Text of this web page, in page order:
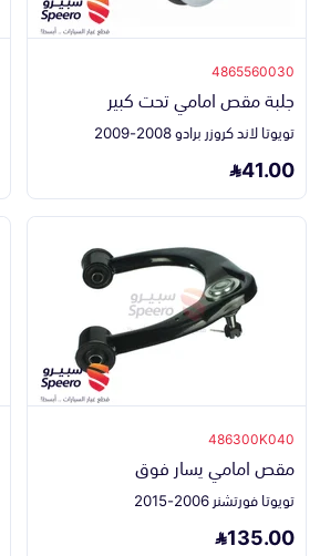
4865560030
جلبة مقص امامي تحت كبير
تويوتا لاند كروزر برادو 2008-2009
41.00
486300K040
مقص امامي يسار فوق
تويوتا فورتشنر 2006-2015
135.00